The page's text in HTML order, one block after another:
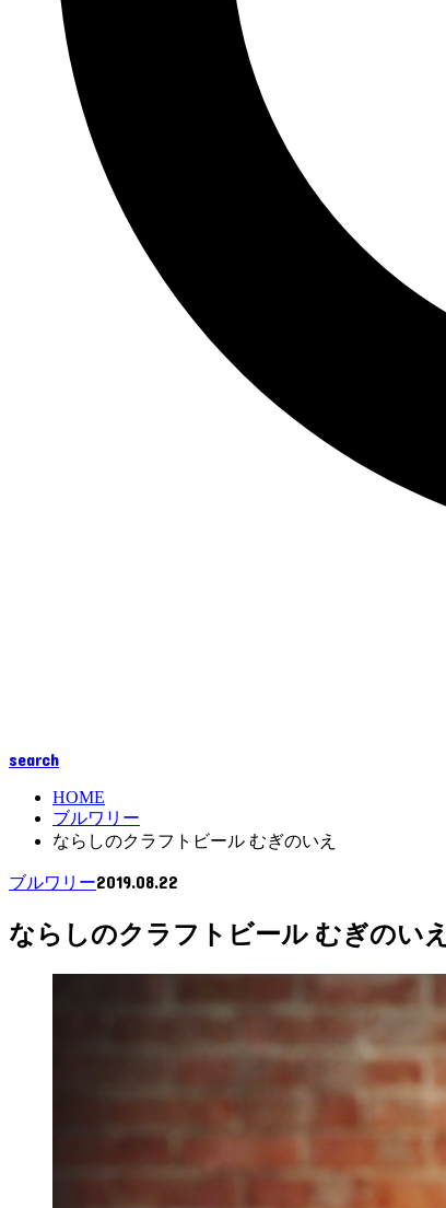
search
HOME
ブルワリー
ならしのクラフトビール むぎのいえ
ブルワリー2019.08.22
ならしのクラフトビール むぎのいえ